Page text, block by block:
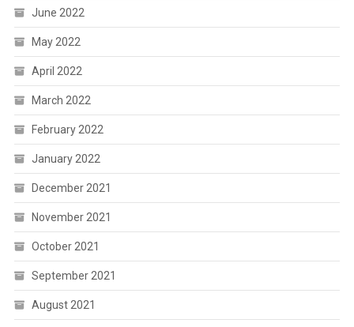
June 2022
May 2022
April 2022
March 2022
February 2022
January 2022
December 2021
November 2021
October 2021
September 2021
August 2021